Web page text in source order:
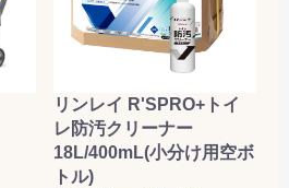
リンレイ R'SPRO+トイ
レ防汚クリーナー
18L/400mL(小分け用空ボ
トル)